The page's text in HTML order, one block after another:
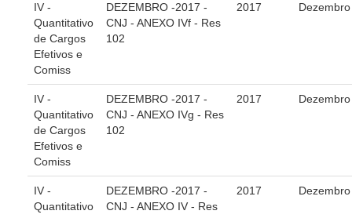
Plantão Judiciário
Cadastrar Processos
Portal Conciliação
Inscrição para mediação e conciliação – Cejusc 1º e 2º
grau
Portal Execução
IV -
Quantitativo
de Cargos
Efetivos e
Comiss
DEZEMBRO -2017 -
CNJ - ANEXO IVf - Res
102
2017 Dezembro
IV -
Quantitativo
de Cargos
Efetivos e
Comiss
DEZEMBRO -2017 -
CNJ - ANEXO IVg - Res
102
2017 Dezembro
IV -
Quantitativo
DEZEMBRO -2017 -
CNJ - ANEXO IV - Res
2017 Dezembro